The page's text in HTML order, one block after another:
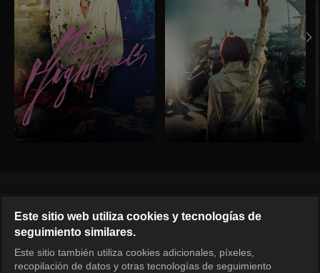
Español
KOCOWA+ Redes sociales
Este sitio web utiliza cookies y tecnologías de
seguimiento similares.
Este sitio también utiliza cookies adicionales, píxeles,
recopilación de datos y otras tecnologías de seguimiento